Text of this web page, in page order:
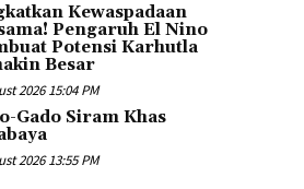
Kewaspadaan
Pengaruh El Nino
Potensi Karhutla
Besar
2026 15:04 PM
Gado Siram Khas
2026 13:55 PM